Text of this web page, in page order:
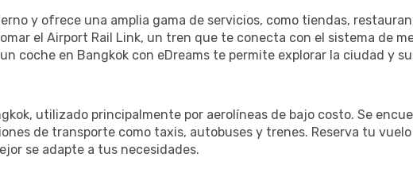
y ofrece una amplia gama de servicios, como tiendas,
el Airport Rail Link, un tren que te conecta con el sistema de
coche en Bangkok con eDreams te permite explorar la ciudad y
utilizado principalmente por aerolíneas de bajo costo. Se
de transporte como taxis, autobuses y trenes. Reserva tu
se adapte a tus necesidades.